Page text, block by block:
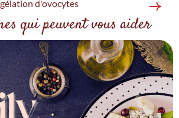
d'ovocytes
qui peuvent vous aider